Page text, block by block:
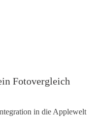
Fotovergleich
in die Applewelt